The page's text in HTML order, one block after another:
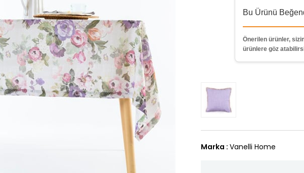
Bu Ürünü
Önerilen ürünler,
ürünlere göz
Marka : Vanelli Home